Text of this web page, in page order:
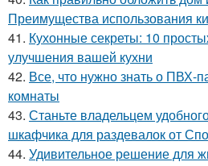
Преимущества использования
41. Кухонные секреты: 10
улучшения вашей кухни
42. Все, что нужно знать о ПВХ-
комнаты
43. Станьте владельцем
шкафчика для раздевалок от
44. Удивительное решение для